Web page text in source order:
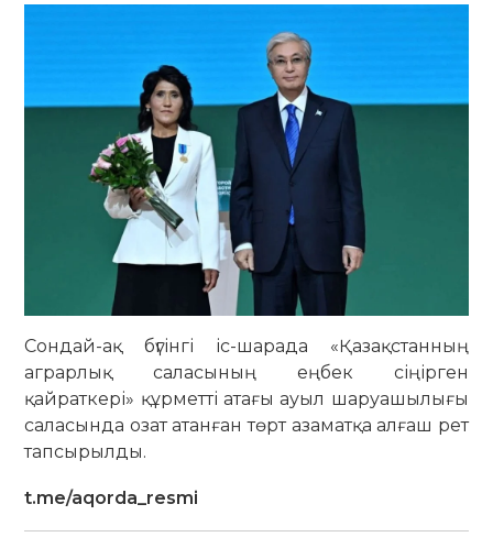
Сондай-ақ бүгінгі іс-шарада «Қазақстанның
аграрлық саласының еңбек сіңірген
қайраткері» құрметті атағы ауыл шаруашылығы
саласында озат атанған төрт азаматқа алғаш рет
тапсырылды.
t.me/aqorda_resmi